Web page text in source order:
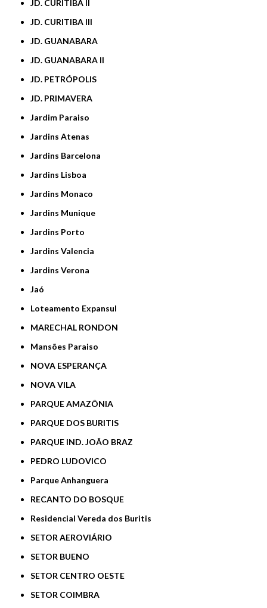
JD. CURITIBA II
JD. CURITIBA III
JD. GUANABARA
JD. GUANABARA II
JD. PETRÓPOLIS
JD. PRIMAVERA
Jardim Paraiso
Jardins Atenas
Jardins Barcelona
Jardins Lisboa
Jardins Monaco
Jardins Munique
Jardins Porto
Jardins Valencia
Jardins Verona
Jaó
Loteamento Expansul
MARECHAL RONDON
Mansões Paraiso
NOVA ESPERANÇA
NOVA VILA
PARQUE AMAZÔNIA
PARQUE DOS BURITIS
PARQUE IND. JOÃO BRAZ
PEDRO LUDOVICO
Parque Anhanguera
RECANTO DO BOSQUE
Residencial Vereda dos Buritis
SETOR AEROVIÁRIO
SETOR BUENO
SETOR CENTRO OESTE
SETOR COIMBRA